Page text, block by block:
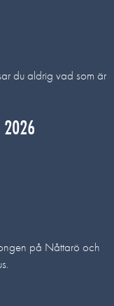
du aldrig vad som är
2026
på Nåttarö och